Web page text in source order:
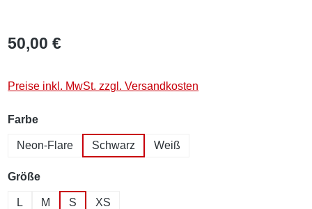
50,00 €
Preise inkl. MwSt. zzgl. Versandkosten
Farbeauswählen
Neon-Flare Schwarz Weiß
Größeauswählen
L M S XS